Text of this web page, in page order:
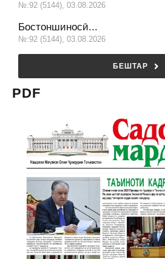
№:92 (5144), 03.08.2026
Бостоншиносӣ...
№:92 (5144), 03.08.2026
БЕШТАР
PDF